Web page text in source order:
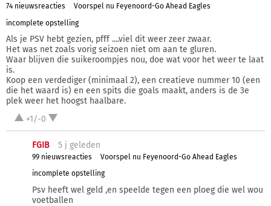
74 nieuwsreacties
Voorspel nu Feyenoord-Go Ahead Eagles
incomplete opstelling
Als je PSV hebt gezien, pfff ....viel dit weer zeer zwaar.
Het was net zoals vorig seizoen niet om aan te gluren.
Waar blijven die suikeroompjes nou, doe wat voor het weer te laat
is.
Koop een verdediger (minimaal 2), een creatieve nummer 10 (een
die het waard is) en een spits die goals maakt, anders is de 3e
plek weer het hoogst haalbare.
+1/-0
FGIB 5 j geleden
99 nieuwsreacties
Voorspel nu Feyenoord-Go Ahead Eagles
incomplete opstelling
Psv heeft wel geld ,en speelde tegen een ploeg die wel wou
voetballen